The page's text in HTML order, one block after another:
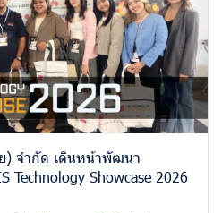
) จำกัด เดินหน้าพัฒนา
Technology Showcase 2026